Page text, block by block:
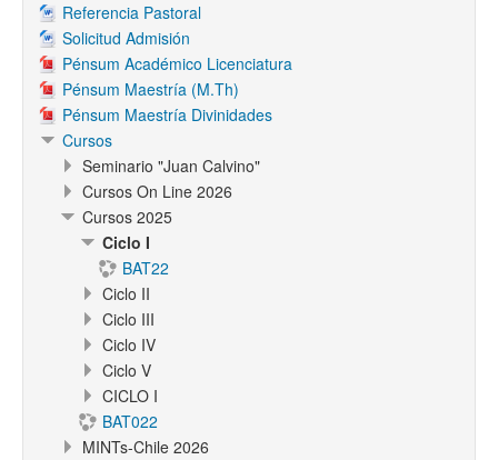
Referencia Pastoral
Solicitud Admisión
Pénsum Académico Licenciatura
Pénsum Maestría (M.Th)
Pénsum Maestría Divinidades
Cursos
Seminario "Juan Calvino"
Cursos On Line 2026
Cursos 2025
Ciclo I
BAT22
Ciclo II
Ciclo III
Ciclo IV
Ciclo V
CICLO I
BAT022
MINTs-Chile 2026